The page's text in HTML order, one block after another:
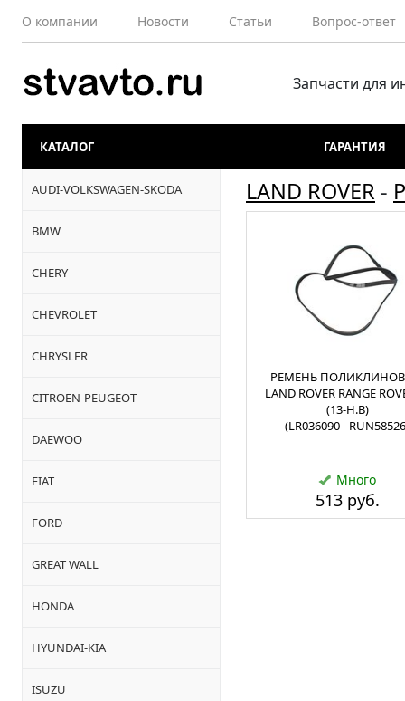
О компании Новости Статьи Вопрос-ответ
Запчасти для
КАТАЛОГ ГАРАНТИЯ
AUDI-VOLKSWAGEN-SKODA
BMW
CHERY
CHEVROLET
CHRYSLER
CITROEN-PEUGEOT
DAEWOO
FIAT
FORD
GREAT WALL
HONDA
HYUNDAI-KIA
ISUZU
LAND ROVER -
РЕМЕНЬ
LAND ROVER RANGE
(13-Н.В)
(LR036090 -
Много
513 руб.